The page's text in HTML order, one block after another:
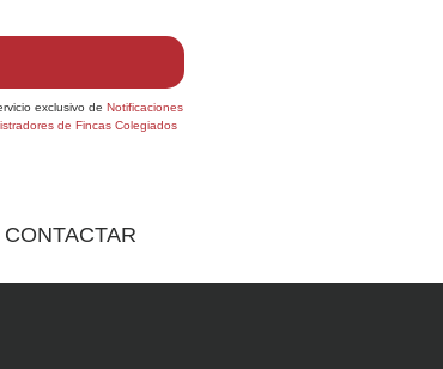
exclusivo deNotificaciones
de Fincas Colegiados
CONTACTAR